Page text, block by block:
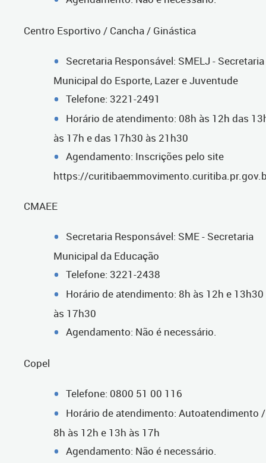
Centro Esportivo / Cancha / Ginástica
Secretaria Responsável: SMELJ - Secretaria
Municipal do Esporte, Lazer e Juventude
Telefone: 3221-2491
Horário de atendimento: 08h às 12h das
às 17h e das 17h30 às 21h30
Agendamento: Inscrições pelo site
https://
CMAEE
Secretaria Responsável: SME - Secretaria
Municipal da Educação
Telefone: 3221-2438
Horário de atendimento: 8h às 12h e 13h30
às 17h30
Agendamento: Não é necessário.
Copel
Telefone: 0800 51 00 116
Horário de atendimento: Autoatendimento /
8h às 12h e 13h às 17h
Agendamento: Não é necessário.